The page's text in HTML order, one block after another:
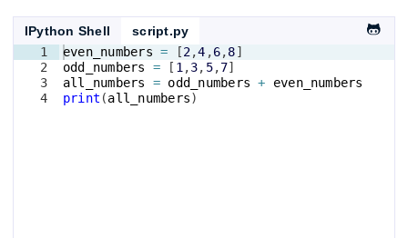
IPython Shell
script.py
1
2
3
4
even_numbers = [2,4 ,6,8]
odd_numbers
= [ 1 ,3, 5,7]
all_numbers
= odd_numbers +
even_numbers
print (all_numbers)